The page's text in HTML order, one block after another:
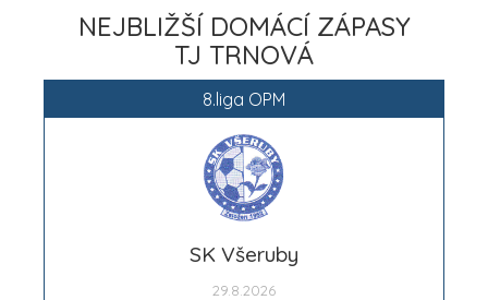
NEJBLIŽŠÍ DOMÁCÍ ZÁPASY
TJ TRNOVÁ
8.liga OPM
SK Všeruby
29.8.2026